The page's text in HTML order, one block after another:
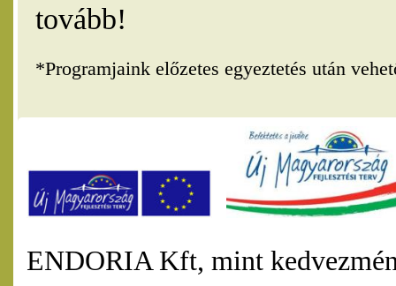
tovább!
*Programjaink előzetes egyeztetés után
ENDORIA Kft, mint